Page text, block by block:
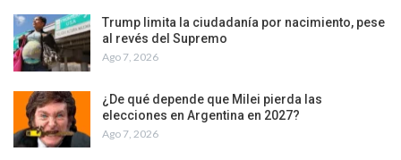
Facebook
Únete a nuestro Face
Lo nuevo